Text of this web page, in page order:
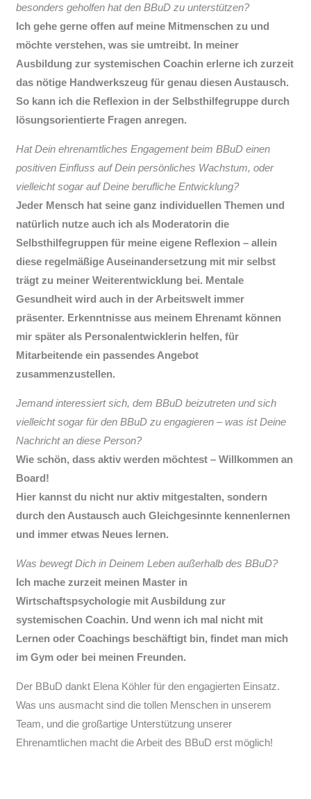
besonders geholfen hat den BBuD zu unterstützen?
Ich gehe gerne offen auf meine Mitmenschen zu und
möchte verstehen, was sie umtreibt. In meiner
Ausbildung zur systemischen Coachin erlerne ich zurzeit
das nötige Handwerkszeug für genau diesen Austausch.
So kann ich die Reflexion in der Selbsthilfegruppe durch
lösungsorientierte Fragen anregen.
Hat Dein ehrenamtliches Engagement beim BBuD einen
positiven Einfluss auf Dein persönliches Wachstum, oder
vielleicht sogar auf Deine berufliche Entwicklung?
Jeder Mensch hat seine ganz individuellen Themen und
natürlich nutze auch ich als Moderatorin die
Selbsthilfegruppen für meine eigene Reflexion – allein
diese regelmäßige Auseinandersetzung mit mir selbst
trägt zu meiner Weiterentwicklung bei. Mentale
Gesundheit wird auch in der Arbeitswelt immer
präsenter. Erkenntnisse aus meinem Ehrenamt können
mir später als Personalentwicklerin helfen, für
Mitarbeitende ein passendes Angebot
zusammenzustellen.
Jemand interessiert sich, dem BBuD beizutreten und sich
vielleicht sogar für den BBuD zu engagieren – was ist Deine
Nachricht an diese Person?
Wie schön, dass aktiv werden möchtest – Willkommen an
Board!
Hier kannst du nicht nur aktiv mitgestalten, sondern
durch den Austausch auch Gleichgesinnte kennenlernen
und immer etwas Neues lernen.
Was bewegt Dich in Deinem Leben außerhalb des BBuD?
Ich mache zurzeit meinen Master in
Wirtschaftspsychologie mit Ausbildung zur
systemischen Coachin. Und wenn ich mal nicht mit
Lernen oder Coachings beschäftigt bin, findet man mich
im Gym oder bei meinen Freunden.
Der BBuD dankt Elena Köhler für den engagierten Einsatz.
Was uns ausmacht sind die tollen Menschen in unserem
Team, und die großartige Unterstützung unserer
Ehrenamtlichen macht die Arbeit des BBuD erst möglich!